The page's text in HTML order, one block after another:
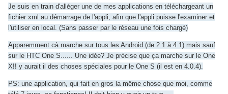
Je suis en train d'alléger une de mes applications en téléchargeant un
fichier xml au démarrage de l'appli, afin que l'appli puisse l'examiner et
l'utiliser en local. (Sans passer par le réseau une fois chargé)
Apparemment cà marche sur tous les Android (de 2.1 à 4.1) mais sauf
sur le HTC One S...... Une idée? Je précise que ça marche sur le One
X!! y aurait il des choses spéciales pour le One S (il est en 4.0.4).
PS: une application, qui fait en gros la même chose que moi, comme